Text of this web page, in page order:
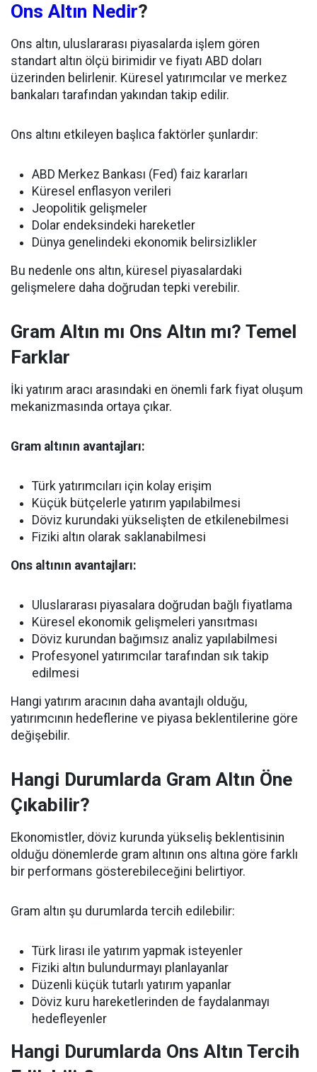
Ons Altın Nedir?
Ons altın, uluslararası piyasalarda işlem gören
standart altın ölçü birimidir ve fiyatı ABD doları
üzerinden belirlenir. Küresel yatırımcılar ve merkez
bankaları tarafından yakından takip edilir.
Ons altını etkileyen başlıca faktörler şunlardır:
ABD Merkez Bankası (Fed) faiz kararları
Küresel enflasyon verileri
Jeopolitik gelişmeler
Dolar endeksindeki hareketler
Dünya genelindeki ekonomik belirsizlikler
Bu nedenle ons altın, küresel piyasalardaki
gelişmelere daha doğrudan tepki verebilir.
Gram Altın mı Ons Altın mı? Temel
Farklar
İki yatırım aracı arasındaki en önemli fark fiyat oluşum
mekanizmasında ortaya çıkar.
Gram altının avantajları:
Türk yatırımcıları için kolay erişim
Küçük bütçelerle yatırım yapılabilmesi
Döviz kurundaki yükselişten de etkilenebilmesi
Fiziki altın olarak saklanabilmesi
Ons altının avantajları:
Uluslararası piyasalara doğrudan bağlı fiyatlama
Küresel ekonomik gelişmeleri yansıtması
Döviz kurundan bağımsız analiz yapılabilmesi
Profesyonel yatırımcılar tarafından sık takip
edilmesi
Hangi yatırım aracının daha avantajlı olduğu,
yatırımcının hedeflerine ve piyasa beklentilerine göre
değişebilir.
Hangi Durumlarda Gram Altın Öne
Çıkabilir?
Ekonomistler, döviz kurunda yükseliş beklentisinin
olduğu dönemlerde gram altının ons altına göre farklı
bir performans gösterebileceğini belirtiyor.
Gram altın şu durumlarda tercih edilebilir:
Türk lirası ile yatırım yapmak isteyenler
Fiziki altın bulundurmayı planlayanlar
Düzenli küçük tutarlı yatırım yapanlar
Döviz kuru hareketlerinden de faydalanmayı
hedefleyenler
Hangi Durumlarda Ons Altın Tercih